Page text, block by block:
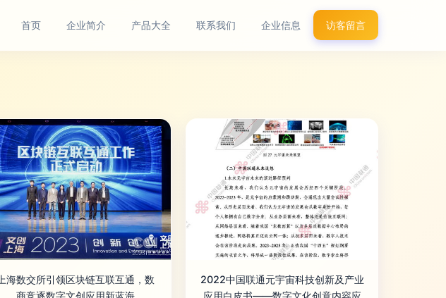
首页 企业简介 产品大全 联系我们 企业信息 访客留言
上海数交所引领区块链互联互通，数
商竞逐数字文创应用新蓝海
2022中国联通元宇宙科技创新及产业
应用白皮书——数字文化创意内容应